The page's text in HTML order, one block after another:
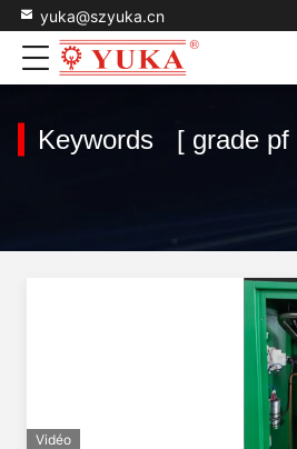
yuka@szyuka.cn
Vidéo